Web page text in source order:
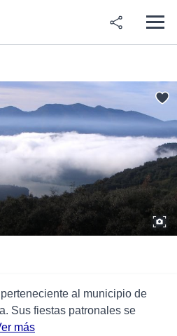
al municipio de
Sus fiestas patronales se
más